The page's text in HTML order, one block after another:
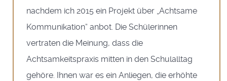
nachdem ich 2015 ein Projekt über „Achtsame
Kommunikation“ anbot. Die Schülerinnen
vertraten die Meinung, dass die
Achtsamkeitspraxis mitten in den Schulalltag
gehöre. Ihnen war es ein Anliegen, die erhöhte